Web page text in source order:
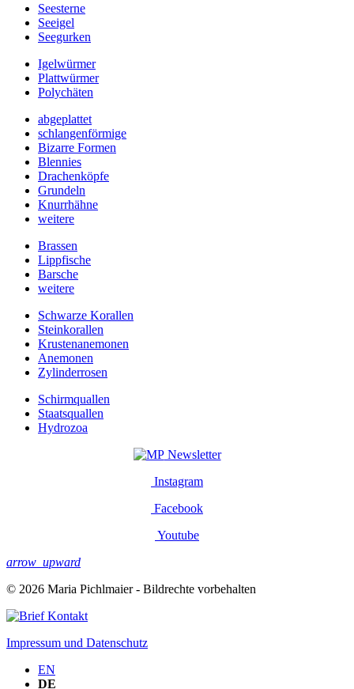
Seesterne
Seeigel
Seegurken
Igelwürmer
Plattwürmer
Polychäten
abgeplattet
schlangenförmige
Bizarre Formen
Blennies
Drachenköpfe
Grundeln
Knurrhähne
weitere
Brassen
Lippfische
Barsche
weitere
Schwarze Korallen
Steinkorallen
Krustenanemonen
Anemonen
Zylinderrosen
Schirmquallen
Staatsquallen
Hydrozoa
Newsletter
Instagram
Facebook
Youtube
arrow_upward
© 2026 Maria Pichlmaier - Bildrechte vorbehalten
Kontakt
Impressum und Datenschutz
EN
DE